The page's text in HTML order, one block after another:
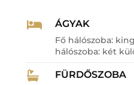
 ÁGYAK
Fő hálószoba:
hálószoba: két
 FÜRDŐSZOBA